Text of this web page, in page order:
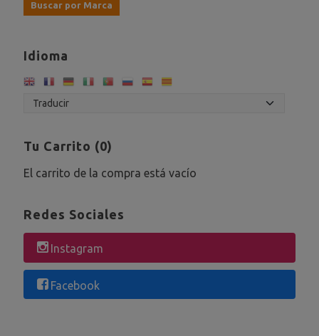
Idioma
Tu Carrito (0)
El carrito de la compra está vacío
Redes Sociales
Instagram
Facebook